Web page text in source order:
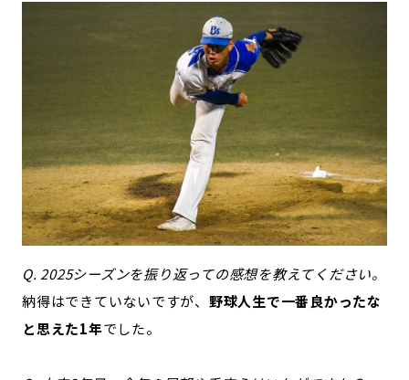
Q. 2025シーズンを振り返っての感想を教えてください。
納得はできていないですが、 野球人生で一番良かったな
と思えた1年でした。